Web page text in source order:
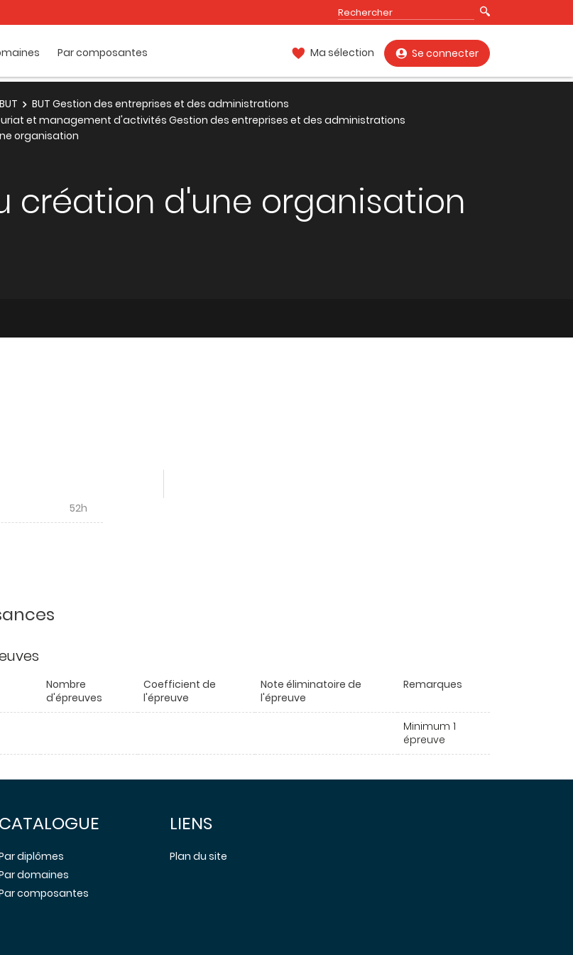
Par composantes Ma sélection Se connecter
BUT
BUT Gestion des entreprises et des administrations
et management d'activités Gestion des entreprises et des administrations
organisation
création d'une organisation
52h
Nombre
d'épreuves
Coefficient de
l'épreuve
Note éliminatoire de
l'épreuve
Remarques
Minimum 1
épreuve
CATALOGUE
diplômes
domaines
composantes
LIENS
Plan du site